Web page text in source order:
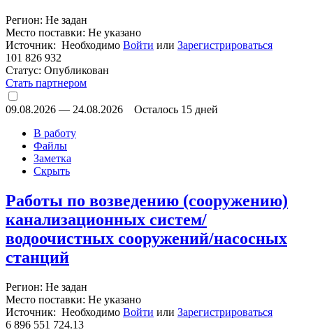
Регион: Не задан
Место поставки: Не указано
Источник: Необходимо Войти или Зарегистрироваться
101 826 932
Статус: Опубликован
Стать партнером
09.08.2026 — 24.08.2026
Осталось 15 дней
В работу
Файлы
Заметка
Скрыть
Работы по возведению (сооружению)
канализационных систем/
водоочистных сооружений/насосных
станций
Регион: Не задан
Место поставки: Не указано
Источник: Необходимо Войти или Зарегистрироваться
6 896 551 724.13